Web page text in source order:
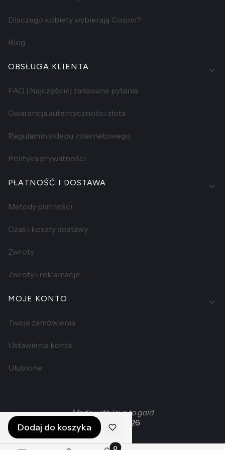
Dlaczego kobiety wybierają Coomi?
Blog
OBSŁUGA KLIENTA
FAQ | Najczęściej zadawane pytania
Gwarancja autentyczności złota
Regulamin sklepu internetowego
Polityka prywatności
PŁATNOŚĆ I DOSTAWA
Metody płatności
Czas i koszty dostawy
Zwroty
Zwroty i reklamacje
MOJE KONTO
Twoje zamówienia
Ustawienia konta
Ulubione
Made with love to gold
Coomi 2026
Dodaj do koszyka